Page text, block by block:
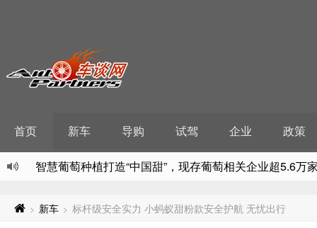
首页 新车 导购 试驾 企业 政策
智慧葡萄种植打造“中国甜”，现存葡萄相关企业超5.6万
推动中医药大健康产业升级，现存中药相关企业超84.3
> 新车 > 标杆级安全实力 小蚂蚁甜粉款安全护航 无忧出行